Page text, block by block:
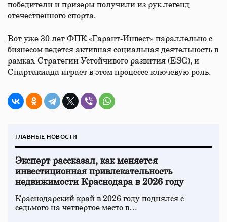
победители и призеры получили из рук легенд
отечественного спорта.
Вот уже 30 лет ФПК «Гарант-Инвест» параллельно с
бизнесом ведется активная социальная деятельность в
рамках Стратегии Устойчивого развития (ESG), и
Спартакиада играет в этом процессе ключевую роль.
ГЛАВНЫЕ НОВОСТИ
Эксперт рассказал, как меняется
инвестиционная привлекательность
недвижимости Краснодара в 2026 году
Краснодарский край в 2026 году поднялся с
седьмого на четвертое место в…